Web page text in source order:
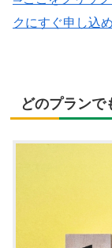
クにすぐ申し込
どのプランで